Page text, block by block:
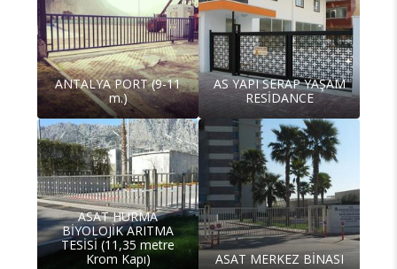
ANTALYA PORT (9-11
m.)
AS YAPI SERAP YAŞAM
RESİDANCE
ASAT HURMA
BİYOLOJİK ARITMA
TESİSİ (11,35 metre
Krom Kapı)
ASAT MERKEZ BİNASI